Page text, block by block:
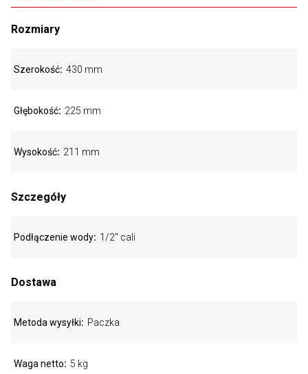
Rozmiary
Szerokość 430 mm
Głębokość 225 mm
Wysokość 211 mm
Szczegóły
Podłączenie wody 1/2" cali
Dostawa
Metoda wysyłki Paczka
Waga netto 5 kg